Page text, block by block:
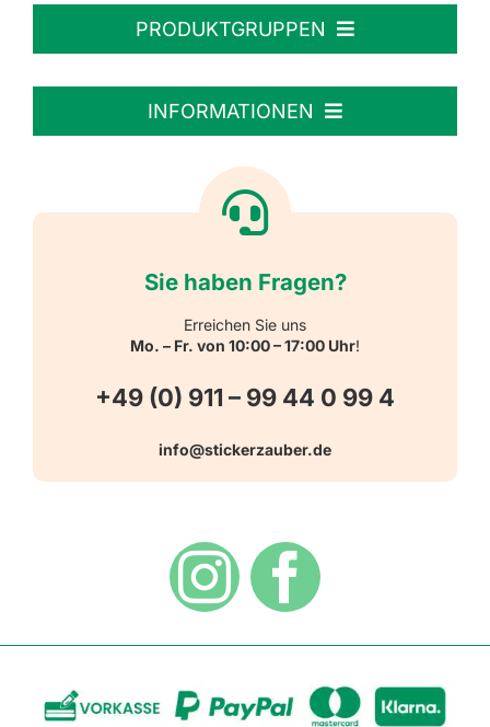
PRODUKTGRUPPEN
Personalisierte Aufkleber
Reflektierende Aufkleber
Warn-, Gebots-, Verbots- und
Hinweisaufkleber
INFORMATIONEN
Versandarten
Widerrufsbelehrung
Sie haben Fragen?
Erreichen Sie uns
Mo. – Fr. von 10:00 – 17:00 Uhr!
+49 (0) 911 – 99 44 0 99 4
info@stickerzauber.de